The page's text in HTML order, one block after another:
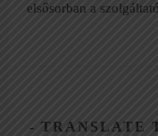
elsősorban a
TRANSLATE